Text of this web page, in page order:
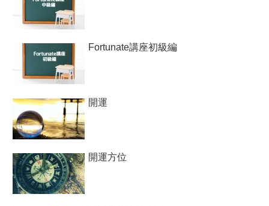
Fortunate講座初級編
開運
開運方位